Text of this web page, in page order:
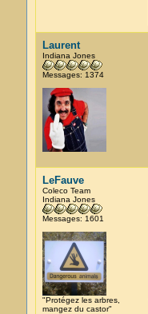
Laurent
Indiana Jones
Messages: 1374
LeFauve
Coleco Team
Indiana Jones
Messages: 1601
"Protégez les arbres,
mangez du castor"